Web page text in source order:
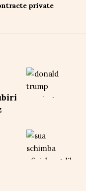
private